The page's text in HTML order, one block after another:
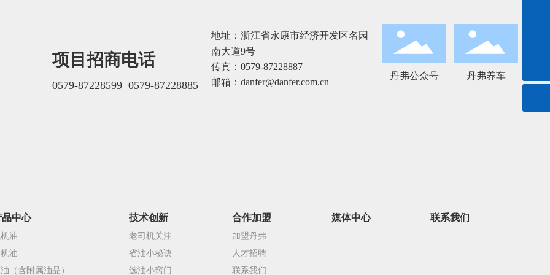
057987228599
danfer@danfer.com.cn
项目招商电话
0579-87228599 0579-87228885
地址：浙江省永康市经济开发区名园
南大道9号
传真：0579-87228887
邮箱： danfer@danfer.com.cn
丹弗公众号 丹弗养车
中心
油
油
（含附属油品）
技术创新
老司机关注
省油小秘诀
选油小窍门
合作加盟
加盟丹弗
人才招聘
联系我们
媒体中心 联系我们